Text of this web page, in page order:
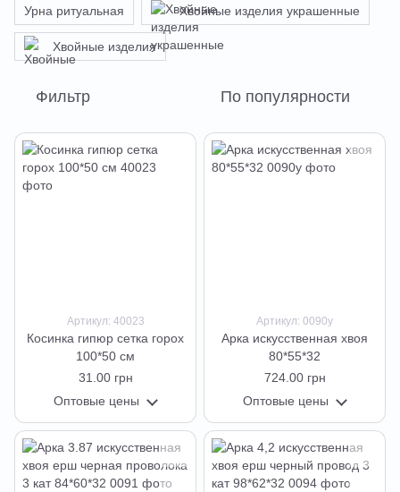
Урна ритуальная Хвойные изделия украшенные
Хвойные изделия
Фильтр По популярности
Артикул: 40023
Косинка гипюр сетка горох
100*50 см
31.00 грн
Оптовые цены
Артикул: 0090у
Арка искусственная хвоя
80*55*32
724.00 грн
Оптовые цены